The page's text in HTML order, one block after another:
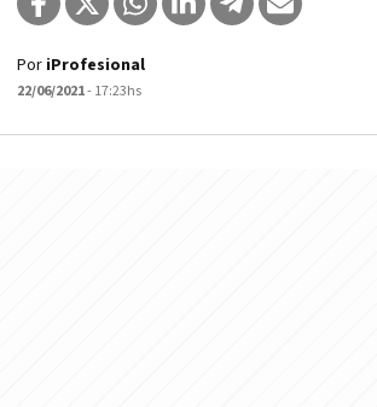
Por iProfesional
22/06/2021- 17:23hs